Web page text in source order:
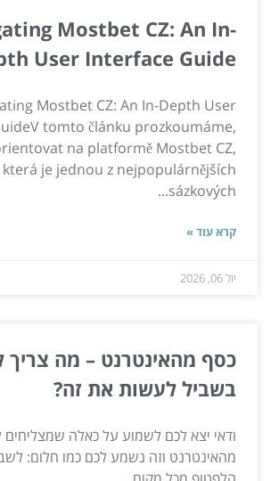
Mostbet CZ: An In-
User Interface Guide
Mostbet CZ: An In-Depth User
tomto článku prozkoumáme,
na platformě Mostbet CZ,
která je jednou z nejpopulárnějších
sázkových...
קרא עוד »
יול 06, 2026
כסף מהאינטרנט – מה צריך
בשביל לעשות את זה?
ודאי יצא לכם לשמוע על כאלה
מהאינטרנט וזה נשמע לכם כמו חלום: